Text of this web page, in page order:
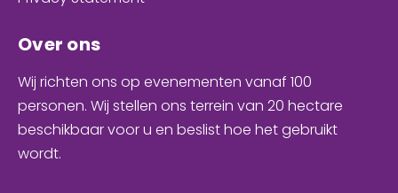
Over ons
Wij richten ons op evenementen vanaf 100
personen. Wij stellen ons terrein van 20 hectare
beschikbaar voor u en beslist hoe het gebruikt
wordt.